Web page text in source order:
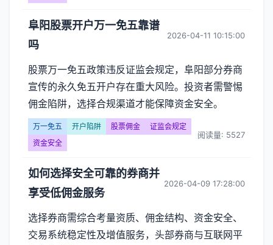
阜阳股票开户万一免五靠谱
吗
2026-04-11 10:15:00
股票万一免五政策违反证监会规定，阜阳部分券商
宣传的永久免五开户存在重大风险。投资者需警惕
佣金陷阱，选择合规渠道才能保障资金安全。
万一免五 开户陷阱 股票佣金
证监会规定
资金安全
阅读量: 5527
如何选择安全可靠的券商并
享受低佣金服务
2026-04-09 17:28:00
选择券商需综合考量资质、佣金结构、资金安全、
交易系统稳定性及增值服务，头部券商与互联网平